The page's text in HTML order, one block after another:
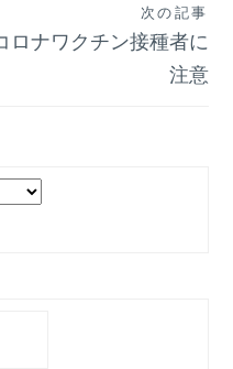
次の記事
ロナワクチン接種者に
注意